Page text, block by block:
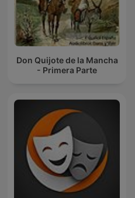
Don Quijote de la Mancha
- Primera Parte